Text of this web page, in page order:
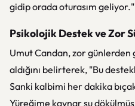
gidip orada oturasım
Psikolojik Destek ve Zor
Umut Candan, zor
aldığını belirterek, "Bu
Sanki kalbimi her dakika
Yüreğime kaynar su